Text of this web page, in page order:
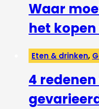
Waar
het
Eten & drinken,
4